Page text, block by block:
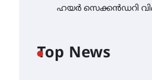
ഹയർ സെക്കൻഡറി
Top News